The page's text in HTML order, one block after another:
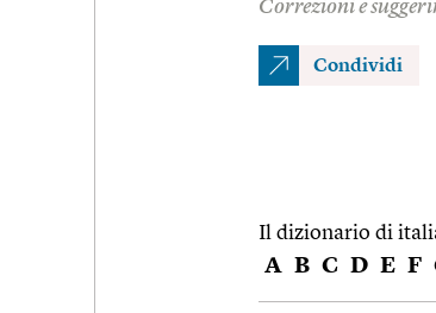
Correzioni e
Condividi
Il dizionario di
A B C D E F